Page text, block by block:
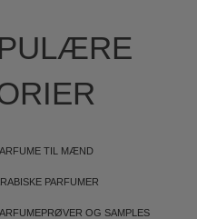
TIL MÆND
PARFUMER
OG SAMPLES